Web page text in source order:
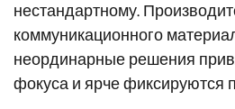
нестандартному.
коммуникационного
неординарные решения
фокуса и ярче фиксируются